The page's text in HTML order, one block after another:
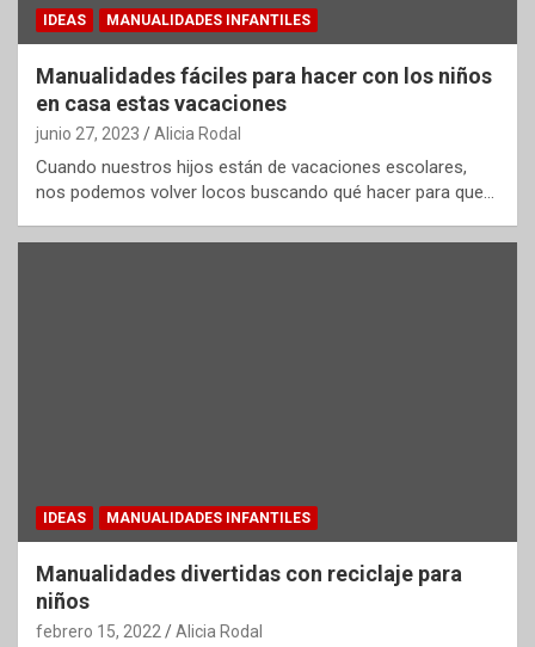
IDEAS MANUALIDADES INFANTILES
Manualidades fáciles para hacer con los niños
en casa estas vacaciones
junio 27, 2023 Alicia Rodal
Cuando nuestros hijos están de vacaciones escolares,
nos podemos volver locos buscando qué hacer para que…
IDEAS MANUALIDADES INFANTILES
Manualidades divertidas con reciclaje para
niños
febrero 15, 2022 Alicia Rodal